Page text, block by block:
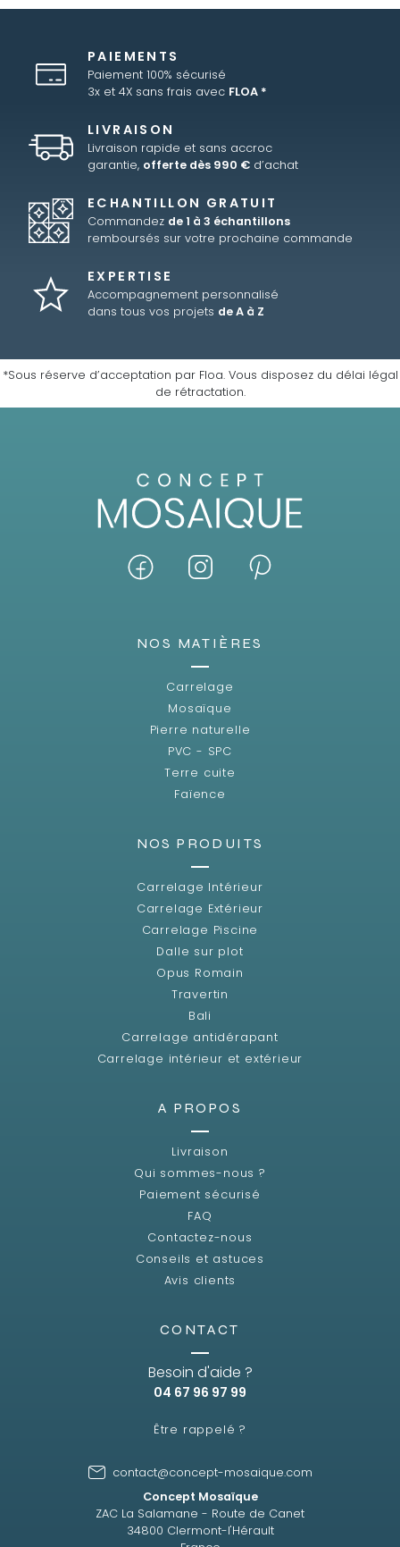
PAIEMENTS
Paiement 100% sécurisé
3x et 4X sans frais avec FLOA *
LIVRAISON
Livraison rapide et sans accroc
garantie, offerte dès 990 € d’achat
ECHANTILLON GRATUIT
Commandez de 1 à 3 échantillons
remboursés sur votre prochaine commande
EXPERTISE
Accompagnement personnalisé
dans tous vos projets de A à Z
*Sous réserve d’acceptation par Floa. Vous disposez du délai légal
de rétractation.
NOS MATIÈRES
Carrelage
Mosaïque
Pierre naturelle
PVC - SPC
Terre cuite
Faïence
NOS PRODUITS
Carrelage Intérieur
Carrelage Extérieur
Carrelage Piscine
Dalle sur plot
Opus Romain
Travertin
Bali
Carrelage antidérapant
Carrelage intérieur et extérieur
A PROPOS
Livraison
Qui sommes-nous ?
Paiement sécurisé
FAQ
Contactez-nous
Conseils et astuces
Avis clients
CONTACT
Besoin d'aide ?
04 67 96 97 99
Être rappelé ?
contact@concept-mosaique.com
Concept Mosaïque
ZAC La Salamane - Route de Canet
34800 Clermont-l'Hérault